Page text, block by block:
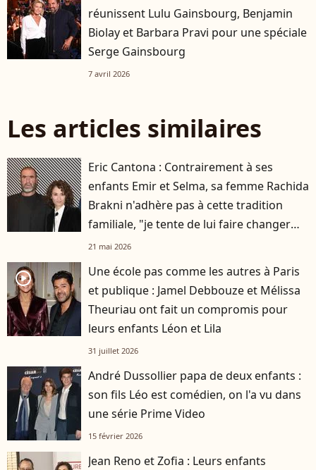
réunissent Lulu Gainsbourg, Benjamin
Biolay et Barbara Pravi pour une spéciale
Serge Gainsbourg
7 avril 2026
Les articles similaires
Eric Cantona : Contrairement à ses
enfants Emir et Selma, sa femme Rachida
Brakni n'adhère pas à cette tradition
familiale, "je tente de lui faire changer
d'avis"
21 mai 2026
player2
Une école pas comme les autres à Paris
et publique : Jamel Debbouze et Mélissa
Theuriau ont fait un compromis pour
leurs enfants Léon et Lila
31 juillet 2026
André Dussollier papa de deux enfants :
son fils Léo est comédien, on l'a vu dans
une série Prime Video
15 février 2026
Jean Reno et Zofia : Leurs enfants